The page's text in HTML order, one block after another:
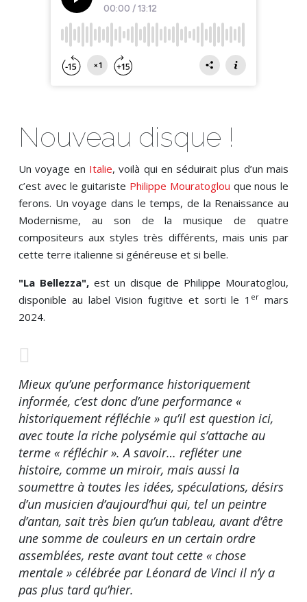
Nouveau disque !
Un voyage en Italie, voilà qui en séduirait plus d’un mais
c’est avec le guitariste Philippe Mouratoglou que nous le
ferons. Un voyage dans le temps, de la Renaissance au
Modernisme, au son de la musique de quatre
compositeurs aux styles très différents, mais unis par
cette terre italienne si généreuse et si belle.
"La Bellezza", est un disque de Philippe Mouratoglou,
disponible au label Vision fugitive et sorti le 1 er mars
2024.
Mieux qu’une performance historiquement
informée, c’est donc d’une performance «
historiquement réfléchie » qu’il est question ici,
avec toute la riche polysémie qui s’attache au
terme « réfléchir ». A savoir… refléter une
histoire, comme un miroir, mais aussi la
soumettre à toutes les idées, spéculations, désirs
d’un musicien d’aujourd’hui qui, tel un peintre
d’antan, sait très bien qu’un tableau, avant d’être
une somme de couleurs en un certain ordre
assemblées, reste avant tout cette « chose
mentale » célébrée par Léonard de Vinci il n’y a
pas plus tard qu’hier.